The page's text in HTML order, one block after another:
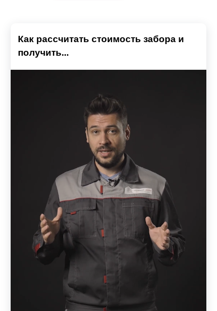
Как рассчитать стоимость забора и
получить...